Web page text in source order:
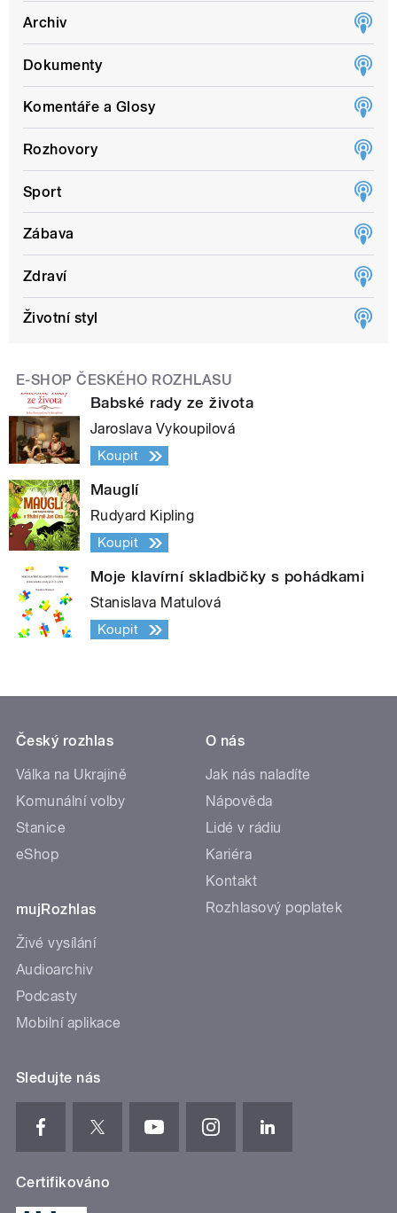
Archiv
Dokumenty
Komentáře a Glosy
Rozhovory
Sport
Zábava
Zdraví
Životní styl
E-SHOP ČESKÉHO ROZHLASU
Babské rady ze života
Jaroslava Vykoupilová
Koupit
Mauglí
Rudyard Kipling
Koupit
Moje klavírní skladbičky s pohádkami
Stanislava Matulová
Koupit
Český rozhlas
Válka na Ukrajině
Komunální volby
Stanice
eShop
mujRozhlas
Živé vysílání
Audioarchiv
Podcasty
Mobilní aplikace
O nás
Jak nás naladíte
Nápověda
Lidé v rádiu
Kariéra
Kontakt
Rozhlasový poplatek
Sledujte nás
Certifikováno